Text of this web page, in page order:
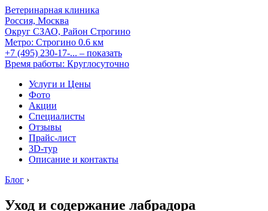
Ветеринарная клиника
Россия, Москва
Округ СЗАО, Район Строгино
Метро: Строгино 0.6 км
+7 (495) 230-17-... – показать
Время работы: Круглосуточно
Услуги и Цены
Фото
Акции
Специалисты
Отзывы
Прайс-лист
3D-тур
Описание и контакты
Блог ›
Уход и содержание лабрадора